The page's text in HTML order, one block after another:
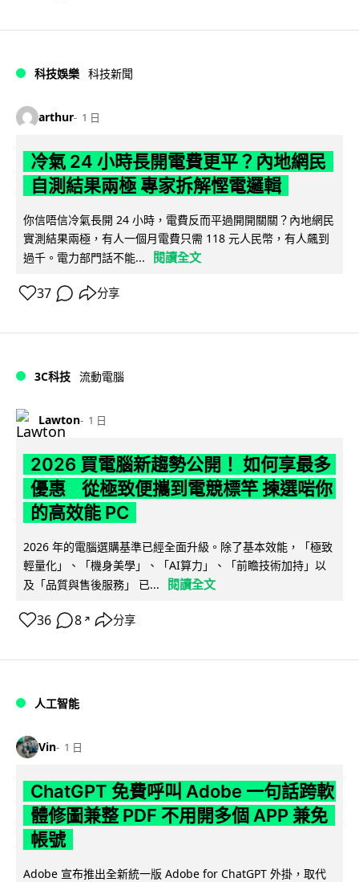
科技娛樂 科技新聞
arthur 1 日
冷氣 24 小時長開電費更平？內地網民
自測結果兩極 專家拆解慳電邏輯
你信唔信冷氣長開 24 小時，電費反而平過開開關關？內地網民
實測結果兩極，有人一個月電費只需 118 元人民幣，有人飆到
過千。電力部門話不能...
閱讀全文
37 分享
3C科技 流動電腦
Lawton 1 日
2026 買電腦新趨勢公開！ 如何享最多
優惠 從極致便攜到電競標竿 揀選啱你
的高效能 PC
2026 年的電腦選購基準已經全面升級。除了基本效能，「極致
輕量化」、「機身美學」、「AI算力」、「前瞻技術加持」以
及「品質與售後服務」 已...
閱讀全文
36 8 ↗ 分享
人工智能
Vin 1 日
ChatGPT 免費呼叫 Adobe 一句話跨軟
體修圖兼整 PDF 不用開多個 APP 兼免
帳號
Adobe 宣布推出全新統一版 Adobe for ChatGPT 外掛，取代